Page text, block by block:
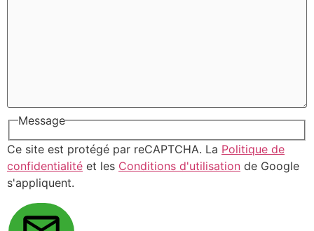
Message
Ce site est protégé par reCAPTCHA. La Politique de
confidentialité et les Conditions d'utilisation de Google
s'appliquent.